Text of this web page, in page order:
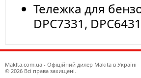
Тележка для
DPC7331,
Maklta.com.ua - Офіційний дилер Makita в Україні
© 2026 Всі права захищені.